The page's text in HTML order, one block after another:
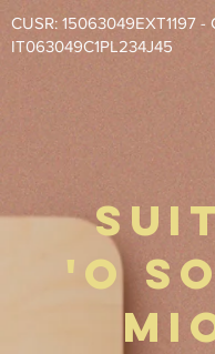
CUSR: 15063049EXT1197 -
IT063049C1PL234J45
'o